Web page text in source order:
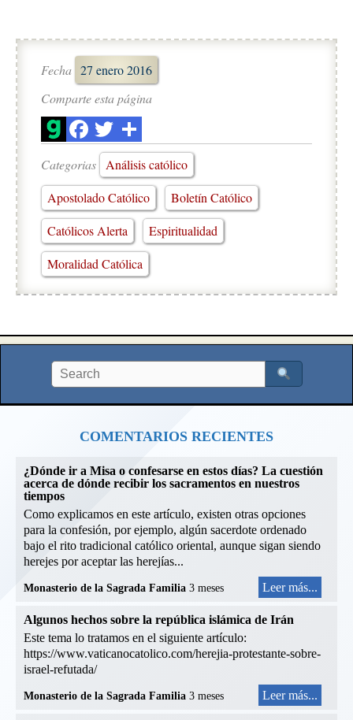
Fecha 27 enero 2016
Comparte esta página
Categorias
Análisis católico
Apostolado Católico
Boletín Católico
Católicos Alerta
Espiritualidad
Moralidad Católica
COMENTARIOS RECIENTES
¿Dónde ir a Misa o confesarse en estos días? La cuestión
acerca de dónde recibir los sacramentos en nuestros
tiempos
Como explicamos en este artículo, existen otras opciones
para la confesión, por ejemplo, algún sacerdote ordenado
bajo el rito tradicional católico oriental, aunque sigan siendo
herejes por aceptar las herejías...
Monasterio de la Sagrada Familia 3 meses Leer más...
Algunos hechos sobre la república islámica de Irán
Este tema lo tratamos en el siguiente artículo:
https://www.vaticanocatolico.com/herejia-protestante-sobre-
israel-refutada/
Monasterio de la Sagrada Familia 3 meses Leer más...